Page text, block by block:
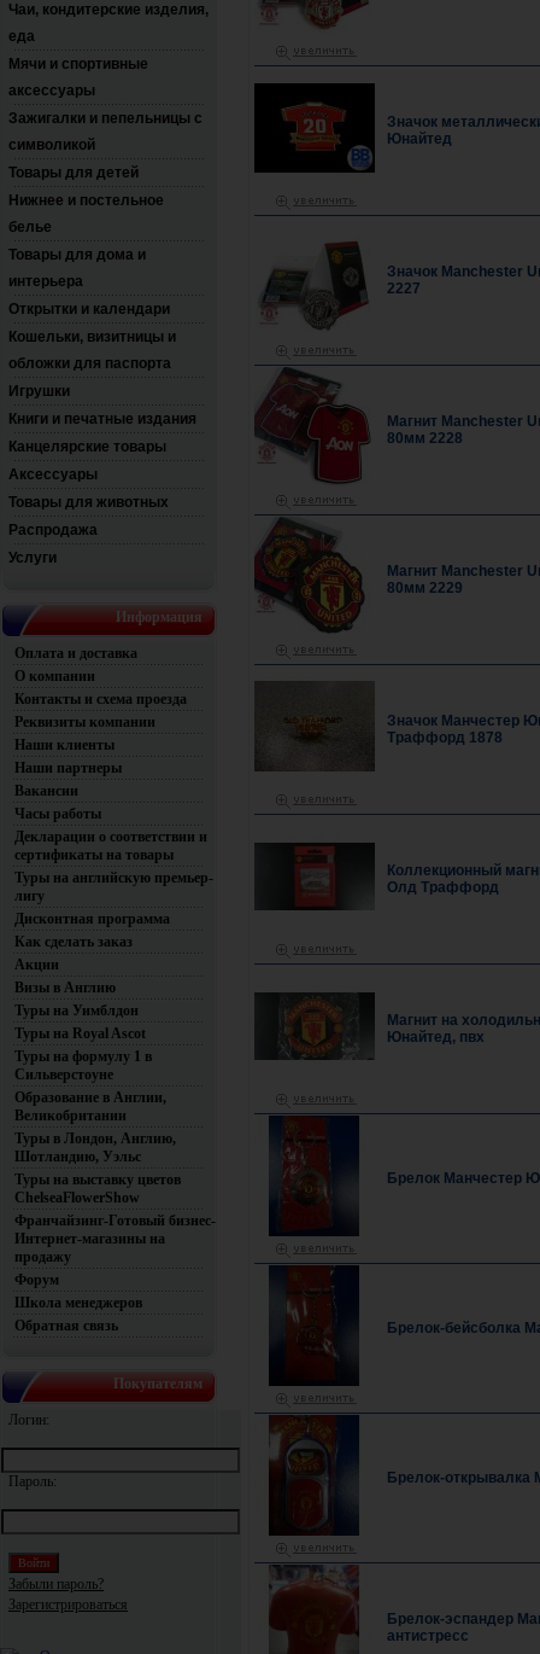
Чаи, кондитерские изделия,
еда
Мячи и спортивные
аксессуары
Зажигалки и пепельницы с
символикой
Товары для детей
Нижнее и постельное
белье
Товары для дома и
интерьера
Открытки и календари
Кошельки, визитницы и
обложки для паспорта
Игрушки
Книги и печатные издания
Канцелярские товары
Аксессуары
Товары для животных
Распродажа
Услуги
Информация
Оплата и доставка
О компании
Контакты и схема проезда
Реквизиты компании
Наши клиенты
Наши партнеры
Вакансии
Часы работы
Декларации о соответствии и
сертификаты на товары
Туры на английскую премьер-
лигу
Дисконтная программа
Как сделать заказ
Акции
Визы в Англию
Туры на Уимблдон
Туры на Royal Ascot
Туры на формулу 1 в
Сильверстоуне
Образование в Англии,
Великобритании
Туры в Лондон, Англию,
Шотландию, Уэльс
Туры на выставку цветов
ChelseaFlowerShow
Франчайзинг-Готовый бизнес-
Интернет-магазины на
продажу
Форум
Школа менеджеров
Обратная связь
Покупателям
Логин:
Пароль:
Забыли пароль?
Зарегистрироваться
Значок
Юнайтед
Значок Manchester
2227
Магнит Manchester
80мм 2228
Магнит Manchester
80мм 2229
Значок Манчестер
Траффорд 1878
Коллекционный
Олд Траффорд
Магнит на
Юнайтед, пвх
Брелок Манчестер
Брелок-бейсболка
Брелок-открывалка
Брелок-эспандер
антистресс